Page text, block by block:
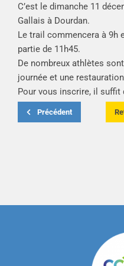
C’est le dimanche 11
Gallais à Dourdan.
Le trail commencera à 9h
partie de 11h45.
De nombreux athlètes
journée et une
Pour vous inscrire, il suffit
Précédent